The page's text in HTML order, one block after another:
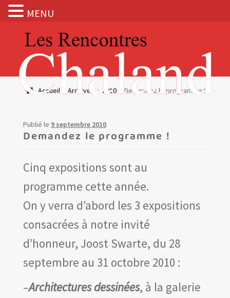
navigation
contenu
Actualités
BOUTIQUE
Les Rencontres Chaland
Prix de lecture
Hors les murs
Les amis d’Yves Chaland
Accueil Archives 2010 Demandez le programme !
Publié le 9 septembre 2010
Demandez le programme !
Cinq expositions sont au
programme cette année.
On y verra d’abord les 3 expositions
consacrées à notre invité
d’honneur, Joost Swarte, du 28
septembre au 31 octobre 2010 :
–Architectures dessinées, à la galerie
MENU